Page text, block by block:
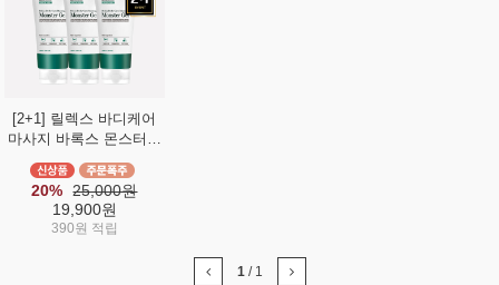
[2+1] 릴렉스 바디케어
마사지 바록스 몬스터겔
20% 25,000원
19,900원
390원 적립
1/ 1